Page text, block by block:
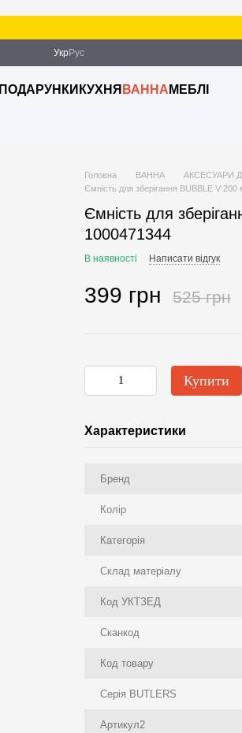
Укр Рус
ПОДАРУНКИ КУХНЯ ВАННА МЕБЛІ
Головна ВАННА АКСЕСУАРИ
Ємність для зберігання BUBBLE
Ємність для
1000471344
В наявності Написати відгук
399 грн 525 грн
Купити
Характеристики
Бренд
Колір
Категорія
Склад матеріалу
Код УКТЗЕД
Сканкод
Код товару
Серія BUTLERS
Артикул2